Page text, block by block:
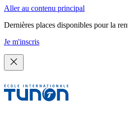
Aller au contenu principal
Dernières places disponibles pour la
Je m'inscris